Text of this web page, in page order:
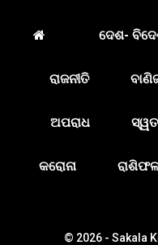
ଦେଶ-
ରାଜନୀତି
ଅପରାଧ
କରୋନା
© 2026 - Sakala